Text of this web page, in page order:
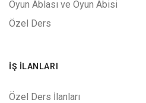
Oyun Ablası ve Oyun Abisi
Özel Ders
İŞ İLANLARI
Özel Ders İlanları